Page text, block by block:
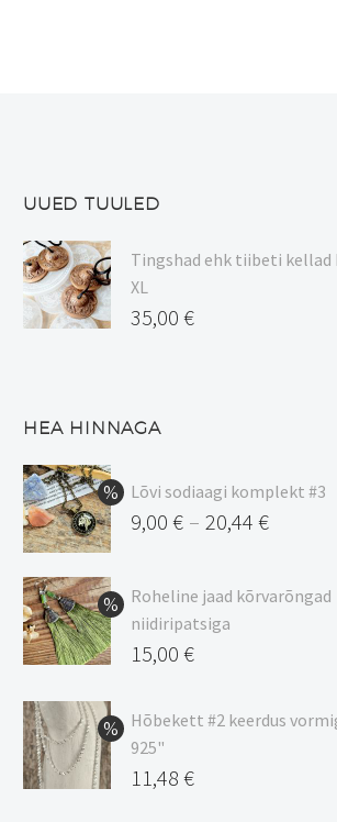
UUED TUULED
Tingshad ehk tiibeti kellad
XL
35,00 €
HEA HINNAGA
Lõvi sodiaagi komplekt #3
9,00 € – 20,44 €
9,00 €
kuni
20,44 €
Roheline jaad kõrvarõngad
niidiripatsiga
Algne
oli:
17,00 €.
15,00 €
hind
on:
15,00 €.
Hõbekett #2 keerdus
925"
Algne
11,48 €